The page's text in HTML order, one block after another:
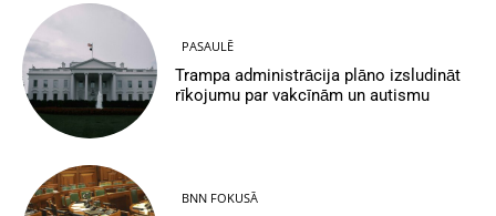
PASAULĒ
Trampa administrācija plāno izsludināt
rīkojumu par vakcīnām un autismu
BNN FOKUSĀ